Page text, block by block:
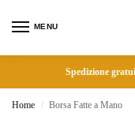
MENU
Spedizione
Home / Borsa Fatte a Mano